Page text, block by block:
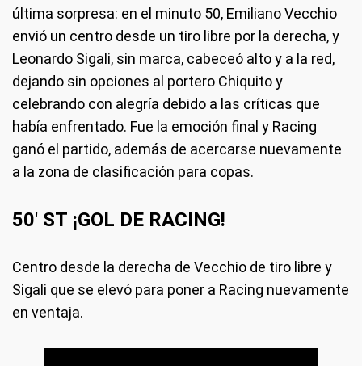
última sorpresa: en el minuto 50, Emiliano Vecchio
envió un centro desde un tiro libre por la derecha, y
Leonardo Sigali, sin marca, cabeceó alto y a la red,
dejando sin opciones al portero Chiquito y
celebrando con alegría debido a las críticas que
había enfrentado. Fue la emoción final y Racing
ganó el partido, además de acercarse nuevamente
a la zona de clasificación para copas.
50' ST ¡GOL DE RACING!
Centro desde la derecha de Vecchio de tiro libre y
Sigali que se elevó para poner a Racing nuevamente
en ventaja.